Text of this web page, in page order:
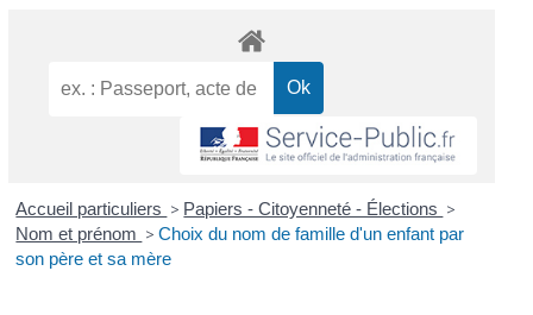
Accueil particuliers > Papiers - Citoyenneté - Élections >
Nom et prénom > Choix du nom de famille d'un enfant par
son père et sa mère